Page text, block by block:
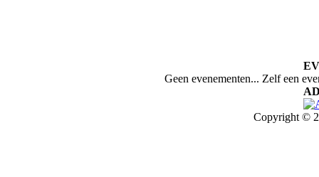
Geen evenementen... Zelf een
Copyright ©